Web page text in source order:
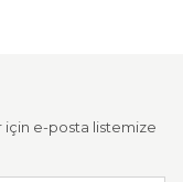
için e-posta listemize